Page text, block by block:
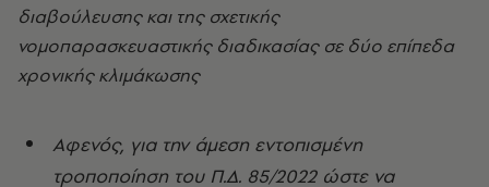
διαβούλευσης και της σχετικής
νομοπαρασκευαστικής διαδικασίας σε δύο επίπεδα
χρονικής κλιμάκωσης
Αφενός, για την άμεση εντοπισμένη
τροποποίηση του Π.Δ. 85/2022 ώστε να